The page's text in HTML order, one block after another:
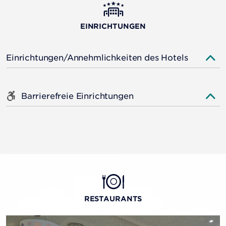
EINRICHTUNGEN
Einrichtungen/Annehmlichkeiten des Hotels
Barrierefreie Einrichtungen
RESTAURANTS